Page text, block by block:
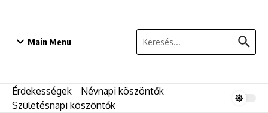
Main Menu
Keresés:
Érdekességek
Névnapi köszöntők
Születésnapi köszöntők